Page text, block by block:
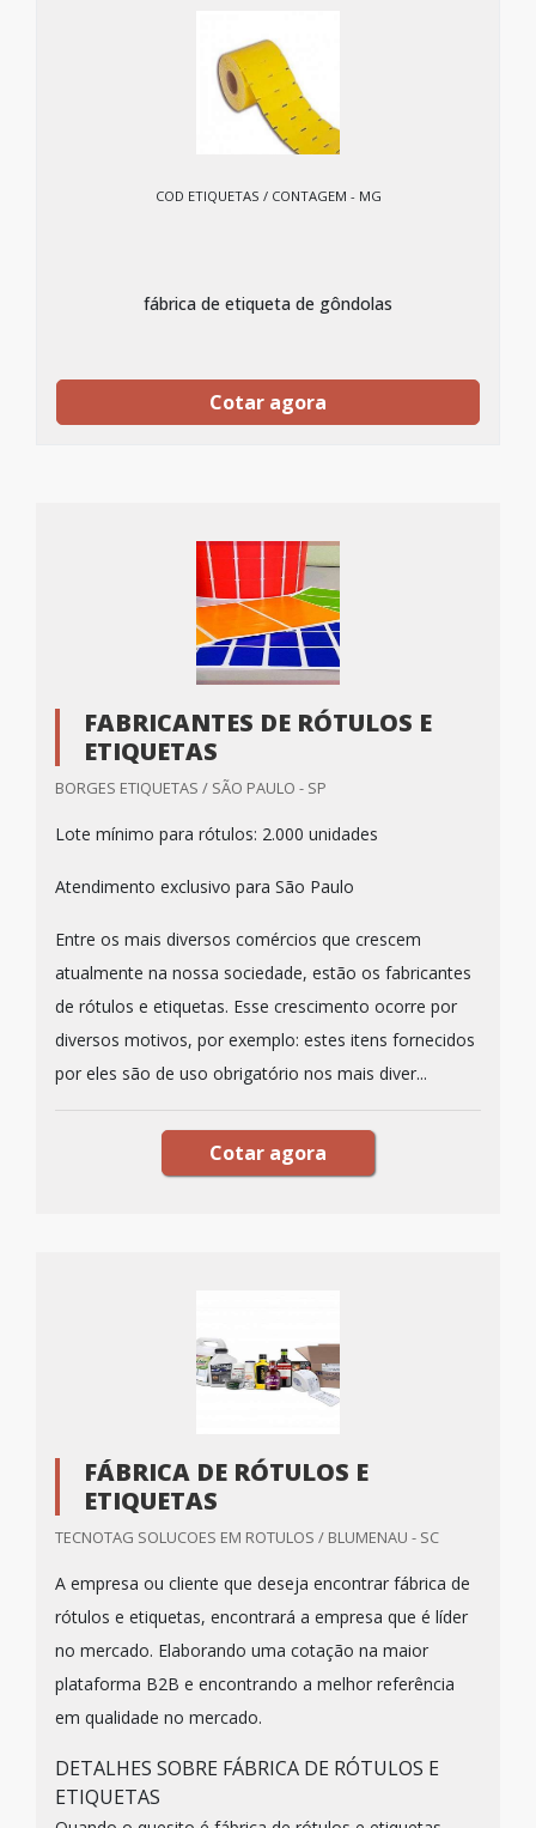
COD ETIQUETAS / CONTAGEM - MG
fábrica de etiqueta de gôndolas
Cotar agora
FABRICANTES DE RÓTULOS E
ETIQUETAS
BORGES ETIQUETAS / SÃO PAULO - SP
Lote mínimo para rótulos: 2.000 unidades
Atendimento exclusivo para São Paulo
Entre os mais diversos comércios que crescem
atualmente na nossa sociedade, estão os fabricantes
de rótulos e etiquetas. Esse crescimento ocorre por
diversos motivos, por exemplo: estes itens fornecidos
por eles são de uso obrigatório nos mais diver...
Cotar agora
FÁBRICA DE RÓTULOS E
ETIQUETAS
TECNOTAG SOLUCOES EM ROTULOS / BLUMENAU - SC
A empresa ou cliente que deseja encontrar fábrica de
rótulos e etiquetas, encontrará a empresa que é líder
no mercado. Elaborando uma cotação na maior
plataforma B2B e encontrando a melhor referência
em qualidade no mercado.
DETALHES SOBRE FÁBRICA DE RÓTULOS E
ETIQUETAS